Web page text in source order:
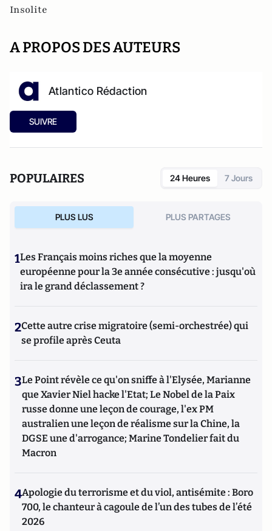
Insolite
A PROPOS DES AUTEURS
Atlantico Rédaction
SUIVRE
POPULAIRES 24 Heures 7 Jours
PLUS LUS PLUS PARTAGES
1Les Français moins riches que la moyenne
européenne pour la 3e année consécutive : jusqu'où
ira le grand déclassement ?
2Cette autre crise migratoire (semi-orchestrée) qui
se profile après Ceuta
3Le Point révèle ce qu'on sniffe à l'Elysée, Marianne
que Xavier Niel hacke l'Etat; Le Nobel de la Paix
russe donne une leçon de courage, l'ex PM
australien une leçon de réalisme sur la Chine, la
DGSE une d'arrogance; Marine Tondelier fait du
Macron
4Apologie du terrorisme et du viol, antisémite : Boro
700, le chanteur à cagoule de l’un des tubes de l’été
2026